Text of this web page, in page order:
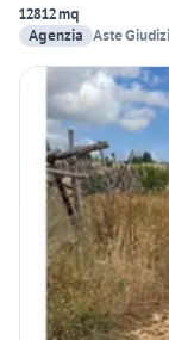
12812 mq
Agenzia Aste